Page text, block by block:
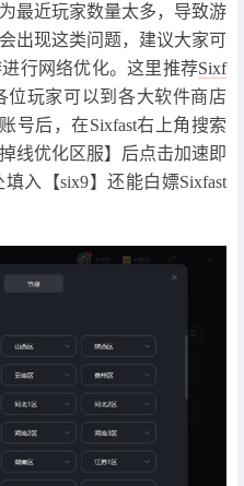
最近玩家数量太多，导致游
出现这类问题，建议大家可
行网络优化。这里推荐Sixf
位玩家可以到各大软件商店
号后，在Sixfast右上角搜索
线优化区服】后点击加速即
入【six9】还能白嫖Sixfast